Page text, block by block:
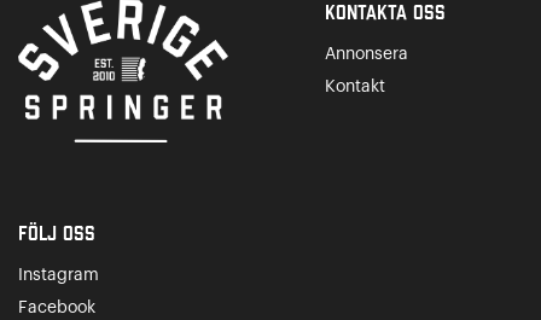
Kontakta Oss
Annonsera
Kontakt
Följ oss
Instagram
Facebook